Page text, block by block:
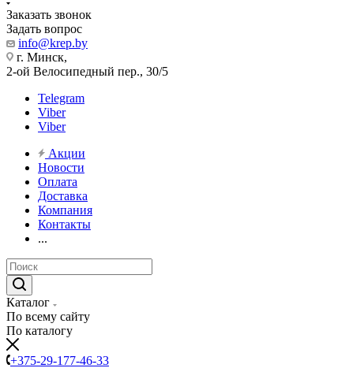
Заказать звонок
Задать вопрос
info@krep.by
г. Минск,
2-ой Велосипедный пер., 30/5
Telegram
Viber
Viber
Акции
Новости
Оплата
Доставка
Компания
Контакты
...
Каталог
По всему сайту
По каталогу
+375-29-177-46-33